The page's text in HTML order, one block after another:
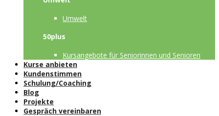
Umwelt
50plus
Kursangebote für Seniorinnen und Senioren
Kurse anbieten
Kundenstimmen
Schulung/Coaching
Blog
Projekte
Gespräch vereinbaren